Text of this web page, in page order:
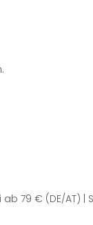
79 € (DE/AT) |